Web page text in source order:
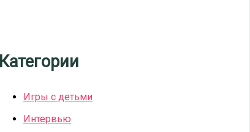
Категории
Игры с детьми
Интервью